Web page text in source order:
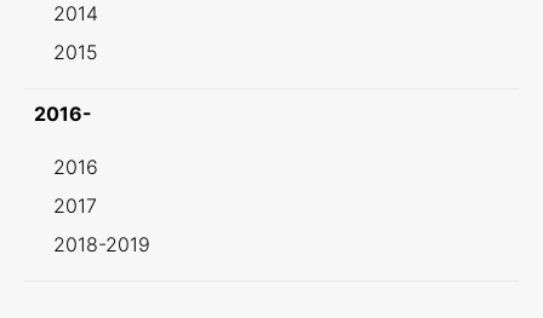
2014
2015
2016-
2016
2017
2018-2019